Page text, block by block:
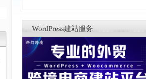
WordPress建站服务